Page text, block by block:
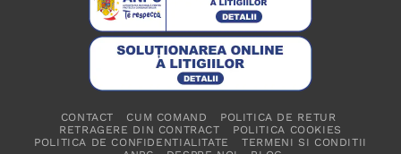
CONTACT CUM COMAND
POLITICA DE RETUR
RETRAGERE DIN CONTRACT
POLITICA COOKIES
POLITICA DE CONFIDENTIALITATE
TERMENI SI CONDITII